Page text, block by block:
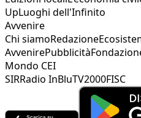
UpLuoghi dell'Infinito
Avvenire
Chi siamoRedazione
AvvenirePubblicità
Mondo CEI
SIRRadio InBluTV2000FISC